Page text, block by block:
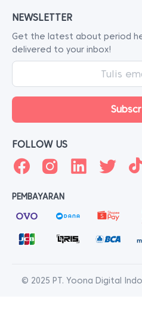
NEWSLETTER
Get the latest about period
delivered to your inbox!
FOLLOW US
PEMBAYARAN
© 2025 PT. Yoona Digital